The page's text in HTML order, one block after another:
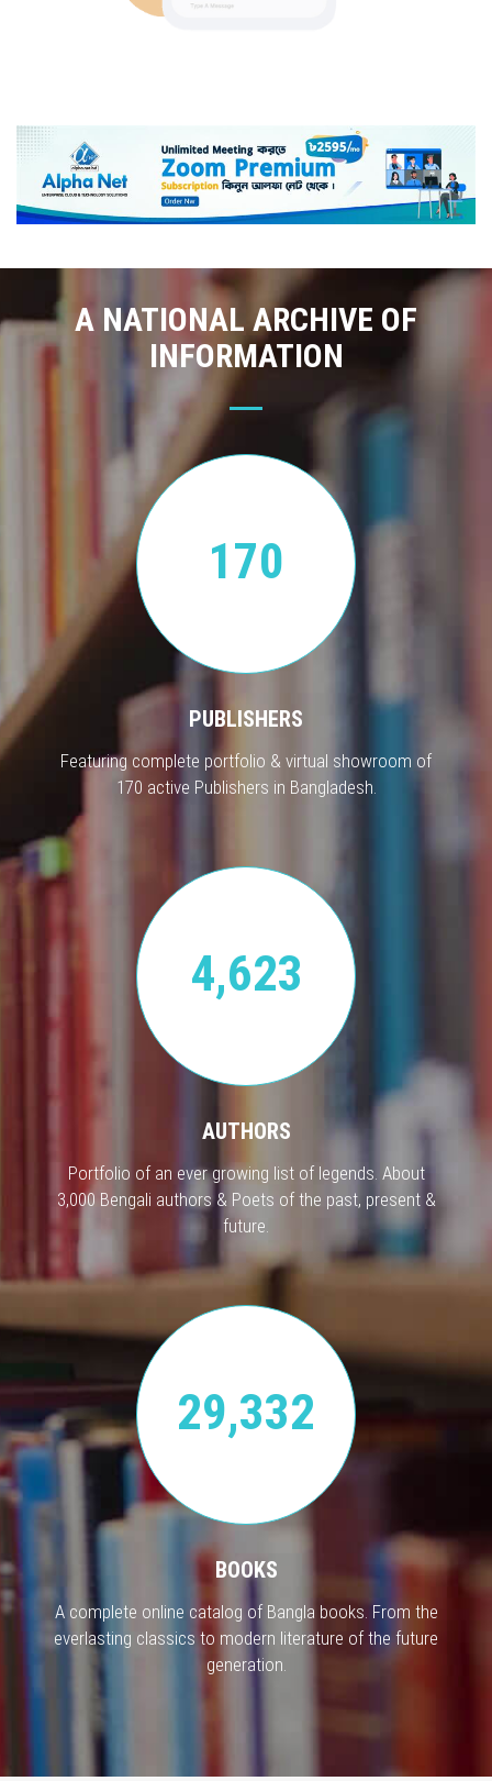
A NATIONAL ARCHIVE OF
INFORMATION
170
PUBLISHERS
Featuring complete portfolio & virtual showroom of
170 active Publishers in Bangladesh.
4,623
AUTHORS
Portfolio of an ever growing list of legends. About
3,000 Bengali authors & Poets of the past, present &
future.
29,332
BOOKS
A complete online catalog of Bangla books. From the
everlasting classics to modern literature of the future
generation.